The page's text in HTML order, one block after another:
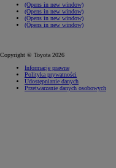
(Opens in new window)
(Opens in new window)
(Opens in new window)
(Opens in new window)
Copyright © Toyota 2026
Informacje prawne
Polityka prywatności
Udostępnianie danych
Przetwarzanie danych osobowych